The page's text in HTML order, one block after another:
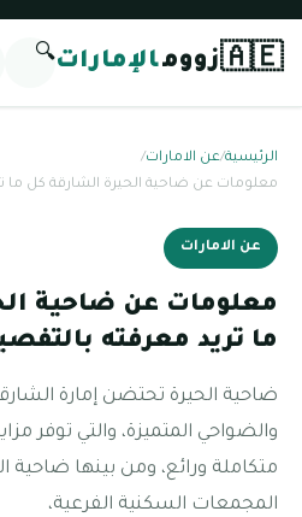
🇦🇪زوومالإمارات🔍
الرئيسية/عن الامارات/
معلومات عن ضاحية الحيرة الشارقة كل ما
عن الامارات
معلومات عن ضاحية
ما تريد معرفته
ضاحية الحيرة تحتضن إمارة
والضواحي المتميزة، والتي توفر
المجمعات السكنية الفرعية،